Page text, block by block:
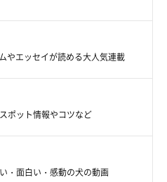
やエッセイが読める大人気連載
ポット情報やコツなど
・面白い・感動の犬の動画